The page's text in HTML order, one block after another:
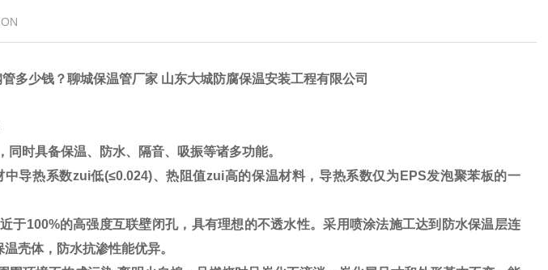
多少钱？聊城保温管厂家 山东大城防腐保温安装工程有限公司
时具备保温、防水、隔音、吸振等诸多功能。
导热系数zui低(≤0.024)、热阻值zui高的保温材料，导热系数仅为EPS发泡聚苯板的一
于100%的高强度互联壁闭孔，具有理想的不透水性。采用喷涂法施工达到防水保温层连
壳体，防水抗渗性能优异。